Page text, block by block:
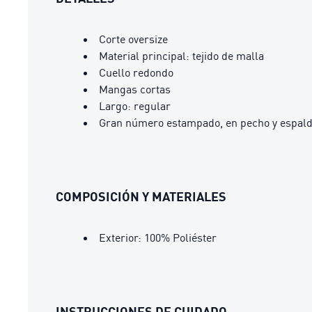
Corte oversize
Material principal: tejido de malla
Cuello redondo
Mangas cortas
Largo: regular
Gran número estampado, en pecho y
COMPOSICIÓN Y MATERIALES
Exterior: 100% Poliéster